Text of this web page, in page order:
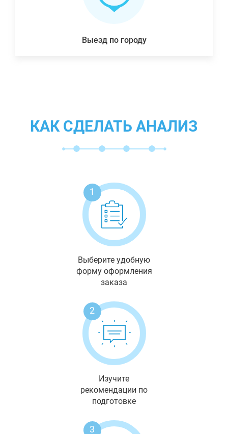
Выезд по городу
КАК СДЕЛАТЬ АНАЛИЗ
1
Выберите удобную
форму оформления
заказа
2
Изучите
рекомендации по
подготовке
3